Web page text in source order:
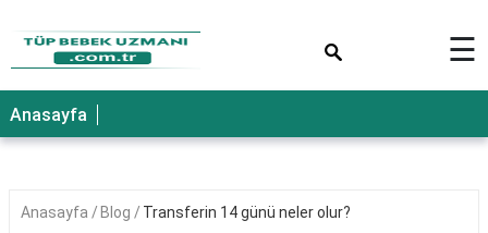
☰
Anasayfa
Anasayfa Blog Transferin 14 günü neler olur?